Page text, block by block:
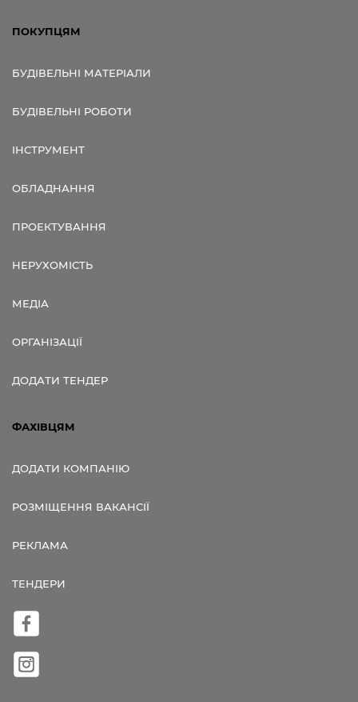
ПОКУПЦЯМ
БУДІВЕЛЬНІ МАТЕРІАЛИ
БУДІВЕЛЬНІ РОБОТИ
ІНСТРУМЕНТ
ОБЛАДНАННЯ
ПРОЕКТУВАННЯ
НЕРУХОМІСТЬ
МЕДІА
ОРГАНІЗАЦІЇ
ДОДАТИ ТЕНДЕР
ФАХІВЦЯМ
ДОДАТИ КОМПАНІЮ
РОЗМІЩЕННЯ ВАКАНСІЇ
РЕКЛАМА
ТЕНДЕРИ